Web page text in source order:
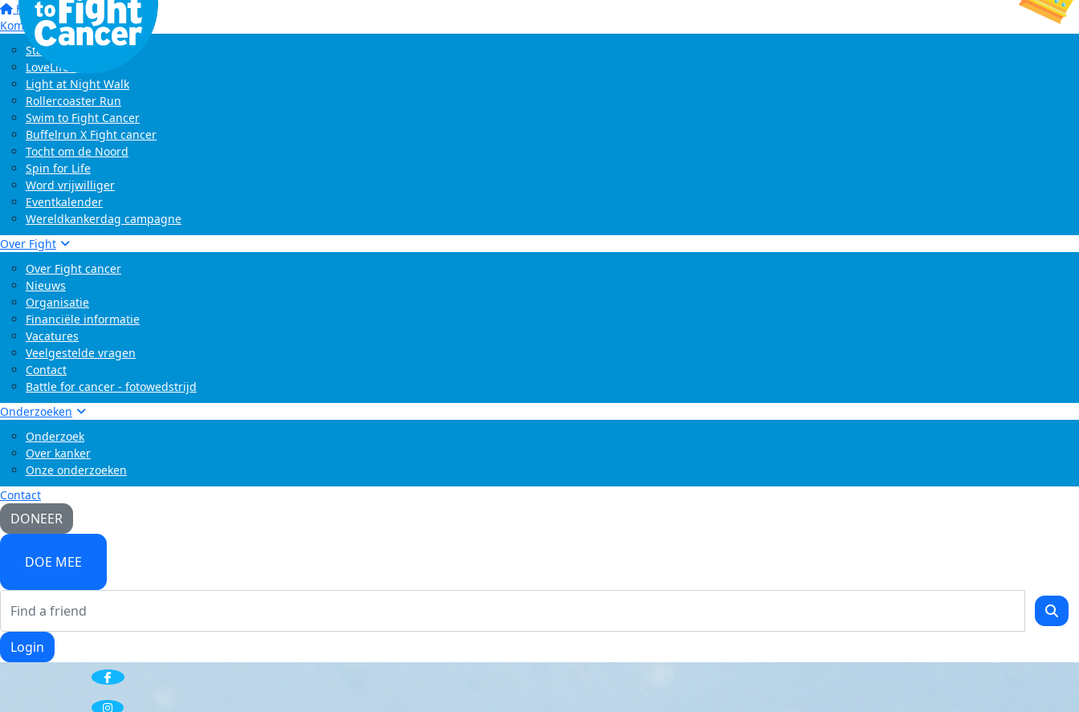
Home
Kom in actie
Start zelf een actie
LoveLife Run
Light at Night Walk
Rollercoaster Run
Swim to Fight Cancer
Buffelrun X Fight cancer
Tocht om de Noord
Spin for Life
Word vrijwilliger
Eventkalender
Wereldkankerdag campagne
Over Fight
Over Fight cancer
Nieuws
Organisatie
Financiële informatie
Vacatures
Veelgestelde vragen
Contact
Battle for cancer - fotowedstrijd
Onderzoeken
Onderzoek
Over kanker
Onze onderzoeken
Contact
DONEER
DOE MEE
Login